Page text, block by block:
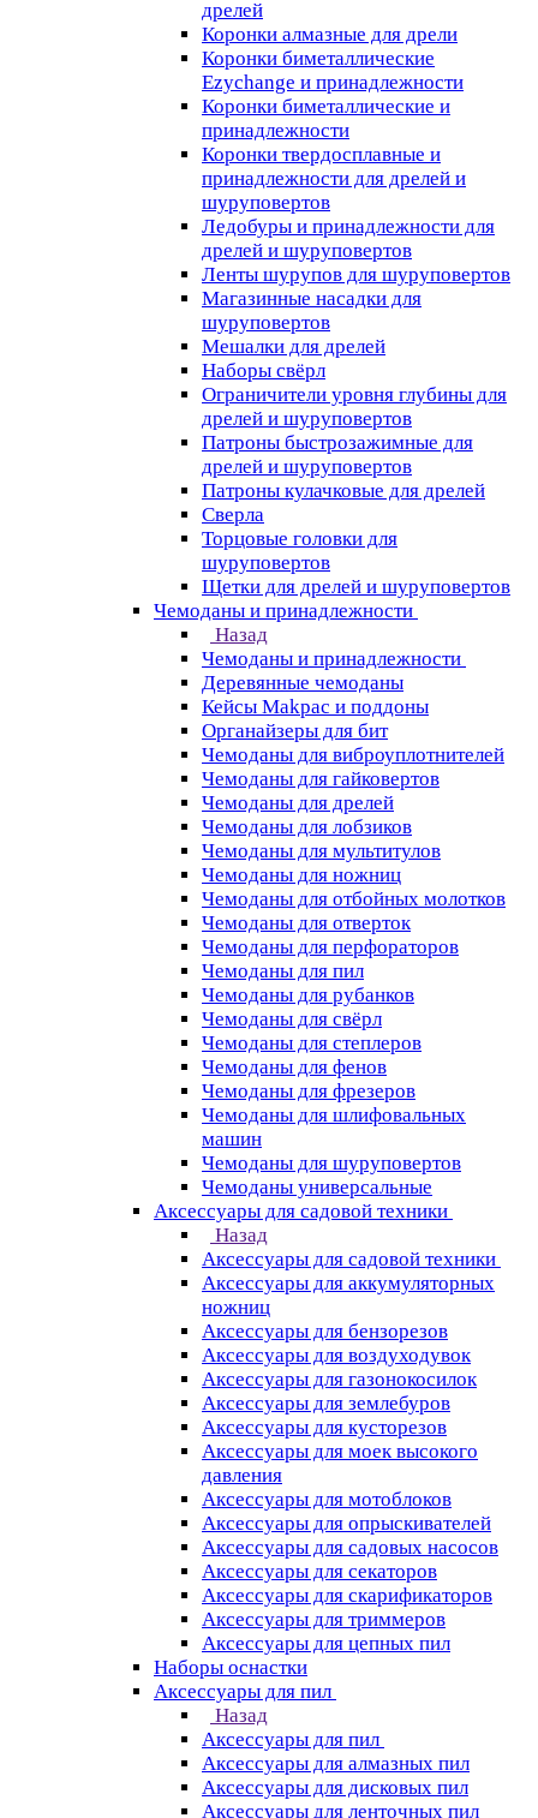
дрелей
Коронки алмазные для дрели
Коронки биметаллические
Ezychange и принадлежности
Коронки биметаллические и
принадлежности
Коронки твердосплавные и
принадлежности для дрелей и
шуруповертов
Ледобуры и принадлежности для
дрелей и шуруповертов
Ленты шурупов для шуруповертов
Магазинные насадки для
шуруповертов
Мешалки для дрелей
Наборы свёрл
Ограничители уровня глубины для
дрелей и шуруповертов
Патроны быстрозажимные для
дрелей и шуруповертов
Патроны кулачковые для дрелей
Сверла
Торцовые головки для
шуруповертов
Щетки для дрелей и шуруповертов
Чемоданы и принадлежности
Назад
Чемоданы и принадлежности
Деревянные чемоданы
Кейсы Makpac и поддоны
Органайзеры для бит
Чемоданы для виброуплотнителей
Чемоданы для гайковертов
Чемоданы для дрелей
Чемоданы для лобзиков
Чемоданы для мультитулов
Чемоданы для ножниц
Чемоданы для отбойных молотков
Чемоданы для отверток
Чемоданы для перфораторов
Чемоданы для пил
Чемоданы для рубанков
Чемоданы для свёрл
Чемоданы для степлеров
Чемоданы для фенов
Чемоданы для фрезеров
Чемоданы для шлифовальных
машин
Чемоданы для шуруповертов
Чемоданы универсальные
Аксессуары для садовой техники
Назад
Аксессуары для садовой техники
Аксессуары для аккумуляторных
ножниц
Аксессуары для бензорезов
Аксессуары для воздуходувок
Аксессуары для газонокосилок
Аксессуары для землебуров
Аксессуары для кусторезов
Аксессуары для моек высокого
давления
Аксессуары для мотоблоков
Аксессуары для опрыскивателей
Аксессуары для садовых насосов
Аксессуары для секаторов
Аксессуары для скарификаторов
Аксессуары для триммеров
Аксессуары для цепных пил
Наборы оснастки
Аксессуары для пил
Назад
Аксессуары для пил
Аксессуары для алмазных пил
Аксессуары для дисковых пил
Аксессуары для ленточных пил